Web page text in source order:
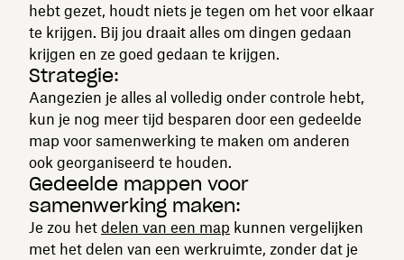
hebt gezet, houdt niets je tegen om het voor elkaar
te krijgen. Bij jou draait alles om dingen gedaan
krijgen en ze goed gedaan te krijgen.
Strategie:
Aangezien je alles al volledig onder controle hebt,
kun je nog meer tijd besparen door een gedeelde
map voor samenwerking te maken om anderen
ook georganiseerd te houden.
Gedeelde mappen voor
samenwerking maken:
Je zou het delen van een map kunnen vergelijken
met het delen van een werkruimte, zonder dat je